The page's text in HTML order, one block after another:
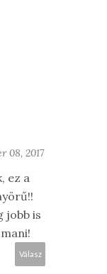
08, 2017
ez a
jobb is
Válasz